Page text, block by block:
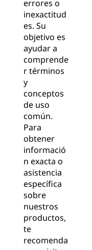
errores o
inexactitud
es. Su
objetivo es
ayudar a
comprende
r términos
y
conceptos
de uso
común.
Para
obtener
informació
n exacta o
asistencia
específica
sobre
nuestros
productos,
te
recomenda